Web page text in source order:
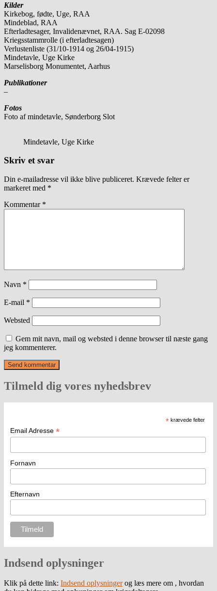
Kilder
Kirkebog, fødte, Uge, RAA
Mindeblad, RAA
Efterladtesager, Invalidenævnet, RAA. Sag E-02098
Kriegsstammrolle (i efterladtesagen)
Verlustenliste (31/10-1914 og 26/04-1915)
Mindetavle, Uge Kirke
Marselisborg Monumentet, Aarhus
Publikationer
–
Fotos
Foto af mindetavle, Sønderborg Slot
Mindetavle, Uge Kirke
Skriv et svar
Din e-mailadresse vil ikke blive publiceret. Krævede felter er
markeret med *
Kommentar *
Navn *
E-mail *
Websted
Gem mit navn, mail og websted i denne browser til næste gang
jeg kommenterer.
Tilmeld dig vores nyhedsbrev
* krævede felter
Email Adresse *
Fornavn
Efternavn
Indsend oplysninger
Klik på dette link: Indsend oplysningerog læs mere om , hvordan